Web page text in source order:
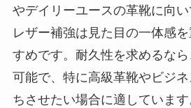
やデイリーユースの革靴に向い
レザー補強は見た目の一体感
すめです。耐久性を求めるな
可能で、特に高級革靴やビジ
ちさせたい場合に適しています